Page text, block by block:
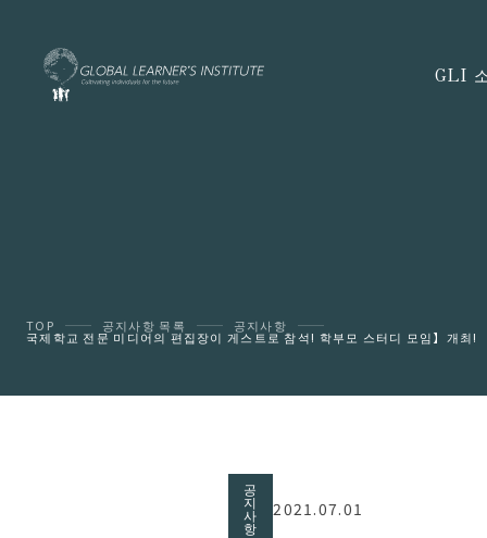
GLI
TOP 공지사항 목록 공지사항
국제학교 전문 미디어의 편집장이 게스트로 참석! 학부모 스터디 모임】개최!
공
지
사
항
2021.07.01